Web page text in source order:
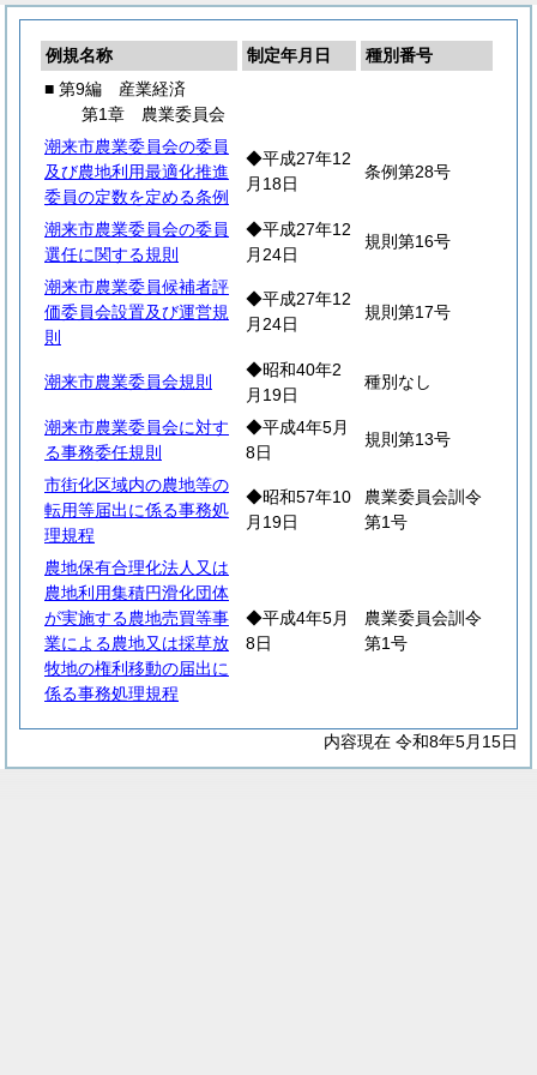
例規名称 制定年月日
種別番号
■ 第9編 産業経済
第1章 農業委員会
潮来市農業委員会の委員
及び農地利用最適化推進
委員の定数を定める条例
◆平成27年12
月18日
条例第28号
潮来市農業委員会の委員
選任に関する規則
◆平成27年12
月24日
規則第16号
潮来市農業委員候補者評
価委員会設置及び運営規
則
◆平成27年12
月24日
規則第17号
潮来市農業委員会規則
◆昭和40年2
月19日
種別なし
潮来市農業委員会に対す
る事務委任規則
◆平成4年5月
8日
規則第13号
市街化区域内の農地等の
転用等届出に係る事務処
理規程
◆昭和57年10
月19日
農業委員会訓令
第1号
農地保有合理化法人又は
農地利用集積円滑化団体
が実施する農地売買等事
業による農地又は採草放
牧地の権利移動の届出に
係る事務処理規程
◆平成4年5月
8日
農業委員会訓令
第1号
内容現在 令和8年5月15日